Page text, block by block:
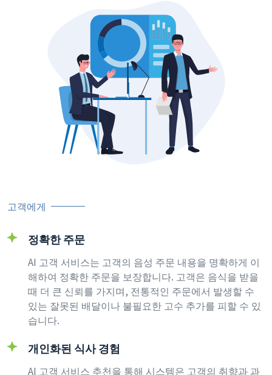
고객에게
정확한 주문
AI 고객 서비스는 고객의 음성 주문 내용을 명확하게 이
해하여 정확한 주문을 보장합니다. 고객은 음식을 받을
때 더 큰 신뢰를 가지며, 전통적인 주문에서 발생할 수
있는 잘못된 배달이나 불필요한 고수 추가를 피할 수 있
습니다.
개인화된 식사 경험
AI 고객 서비스 추천을 통해 시스템은 고객의 취향과 과